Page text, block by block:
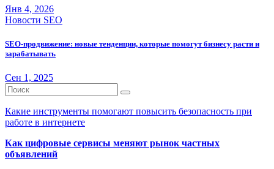
Янв 4, 2026
Новости SEO
SEO-продвижение: новые тенденции, которые помогут бизнесу расти и
зарабатывать
Сен 1, 2025
Какие инструменты помогают повысить безопасность при
работе в интернете
Как цифровые сервисы меняют рынок частных
объявлений